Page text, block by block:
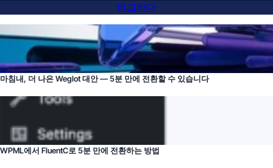
비교하다
마침내, 더 나은 Weglot 대안 — 5분 만에 전환할 수 있습니다
WPML에서 FluentC로 5분 만에 전환하는 방법